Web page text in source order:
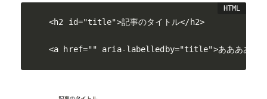
<h2 id="title">記事のタイトル</h2>
<a href="" aria-labelledby="title">ああああ</